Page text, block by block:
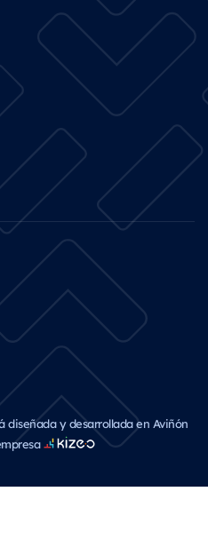
diseñada y desarrollada en Aviñón